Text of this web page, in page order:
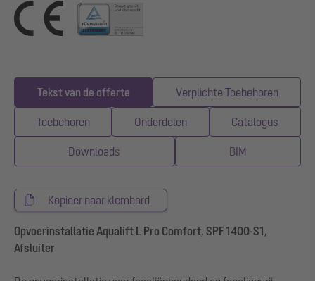
Tekst van de offerte Verplichte Toebehoren
Toebehoren Onderdelen Catalogus
Downloads BIM
Kopieer naar klembord
Opvoerinstallatie Aqualift L Pro Comfort, SPF 1400-S1,
Afsluiter